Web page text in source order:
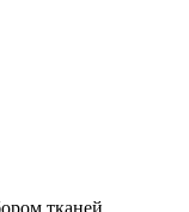
тканей.